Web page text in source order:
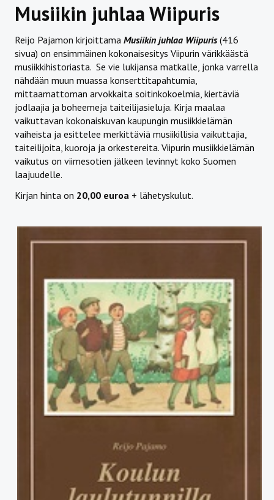
Musiikin juhlaa Wiipuris
Reijo Pajamon kirjoittama Musiikin juhlaa Wiipuris(416
sivua) on ensimmäinen kokonaisesitys Viipurin värikkäästä
musiikkihistoriasta. Se vie lukijansa matkalle, jonka varrella
nähdään muun muassa konserttitapahtumia,
mittaamattoman arvokkaita soitinkokoelmia, kiertäviä
jodlaajia ja boheemeja taiteilijasieluja. Kirja maalaa
vaikuttavan kokonaiskuvan kaupungin musiikkielämän
vaiheista ja esittelee merkittäviä musiikillisia vaikuttajia,
taiteilijoita, kuoroja ja orkestereita. Viipurin musiikkielämän
vaikutus on viimesotien jälkeen levinnyt koko Suomen
laajuudelle.
Kirjan hinta on 20,00 euroa + lähetyskulut.